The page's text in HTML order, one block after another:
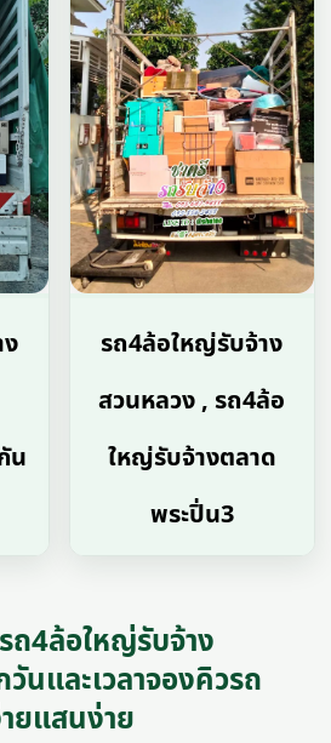
น
รถ4ล้อใหญ่รับจ้าง
สวนหลวง , รถ4ล้อ
ใหญ่รับจ้างตลาด
พระปิ่น3
ถ4ล้อใหญ่รับจ้าง
นและเวลาจองคิวรถ
ยแสนง่าย